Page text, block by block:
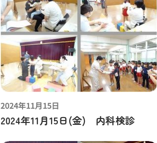
2024年11月15日
2024年11月15日(金) 内科検診